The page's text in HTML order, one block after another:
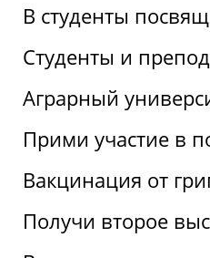
В студенты
Студенты и
Аграрный
Прими участие в
Вакцинация от
Получи второе